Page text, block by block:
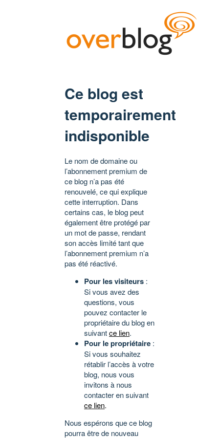
Ce blog est
temporairement
indisponible
Le nom de domaine ou
l’abonnement premium de
ce blog n’a pas été
renouvelé, ce qui explique
cette interruption. Dans
certains cas, le blog peut
également être protégé par
un mot de passe, rendant
son accès limité tant que
l’abonnement premium n’a
pas été réactivé.
Pour les visiteurs :
Si vous avez des
questions, vous
pouvez contacter le
propriétaire du blog en
suivantce lien.
Pour le propriétaire :
Si vous souhaitez
rétablir l’accès à votre
blog, nous vous
invitons à nous
contacter en suivant
ce lien.
Nous espérons que ce blog
pourra être de nouveau